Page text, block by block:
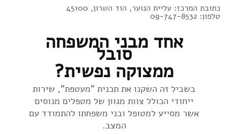
כתובת המרכז: עליית הנוער, הוד השרון, 45100
טלפון: 09-747-8532
אחד מבני המשפחה
סובל
ממצוקה נפשית?
בשביל זה השקנו את תכנית "מעטפת", שירות
ייחודי הכולל צוות מגוון של מטפלים מנוסים
אשר מסייע למטופל ובני משפחתו להתמודד עם
המצב.